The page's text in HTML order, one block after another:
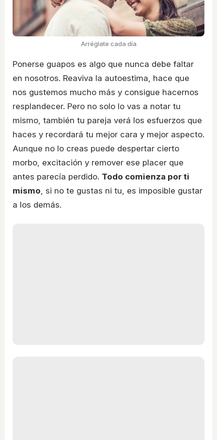
Arréglate cada día
Ponerse guapos es algo que nunca debe faltar
en nosotros. Reaviva la autoestima, hace que
nos gustemos mucho más y consigue hacernos
resplandecer. Pero no solo lo vas a notar tu
mismo, también tu pareja verá los esfuerzos que
haces y recordará tu mejor cara y mejor aspecto.
Aunque no lo creas puede despertar cierto
morbo, excitación y remover ese placer que
antes parecía perdido. Todo comienza por ti
mismo , si no te gustas ni tu, es imposible gustar
a los demás.